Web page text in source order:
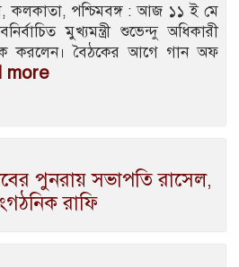
কলকাতা, পশ্চিমবঙ্গ : আজ ১১ ই মে
মুখ্যমন্ত্রী শুভেন্দু অধিকারী
করলেন। বৈঠকের আগে গান অফ
more
পুনরায় সভাপতি রাসেল,
রাফি